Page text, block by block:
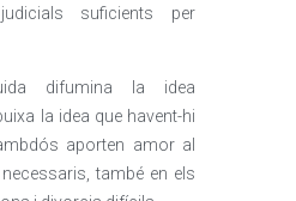
suficients per
difumina la idea
la idea que havent-hi
aporten amor al
també en els